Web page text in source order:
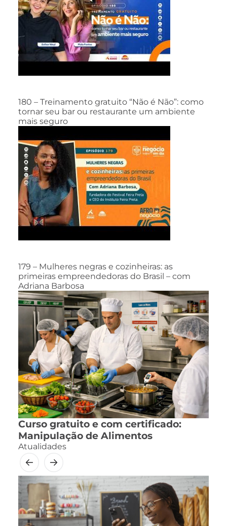
180 – Treinamento gratuito “Não é Não”: como
tornar seu bar ou restaurante um ambiente
mais seguro
179 – Mulheres negras e cozinheiras: as
primeiras empreendedoras do Brasil – com
Adriana Barbosa
Curso gratuito e com certificado:
Manipulação de Alimentos
Atualidades